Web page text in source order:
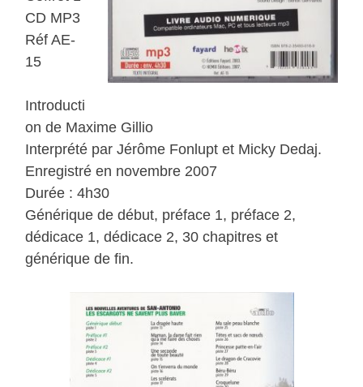
CD MP3
Réf AE-
15
Introducti
on de Maxime Gillio
Interprété par Jérôme Fonlupt et Micky Dedaj.
Enregistré en novembre 2007
Durée : 4h30
Générique de début, préface 1, préface 2,
dédicace 1, dédicace 2, 30 chapitres et
générique de fin.